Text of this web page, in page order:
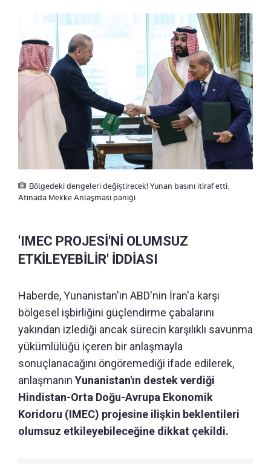
Bölgedeki dengeleri değiştirecek! Yunan basını itiraf etti:
Atinada Mekke Anlaşması paniği
'IMEC PROJESİ'Nİ OLUMSUZ
ETKİLEYEBİLİR' İDDİASI
Haberde, Yunanistan'ın ABD'nin İran'a karşı
bölgesel işbirliğini güçlendirme çabalarını
yakından izlediği ancak sürecin karşılıklı savunma
yükümlülüğü içeren bir anlaşmayla
sonuçlanacağını öngöremediği ifade edilerek,
anlaşmanın Yunanistan'ın destek verdiği
Hindistan-Orta Doğu-Avrupa Ekonomik
Koridoru (IMEC) projesine ilişkin beklentileri
olumsuz etkileyebileceğine dikkat çekildi.